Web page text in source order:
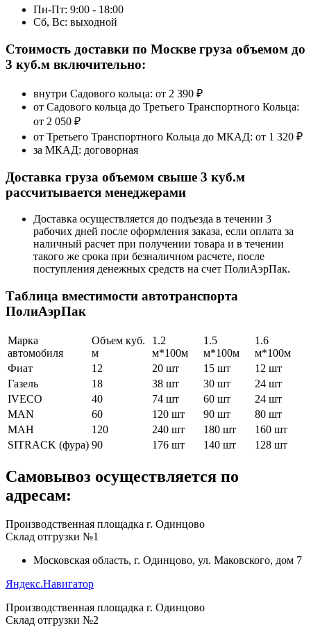
Пн-Пт: 9:00 - 18:00
Сб, Вс: выходной
Стоимость доставки по Москве груза объемом до
3 куб.м включительно:
внутри Садового кольца: от 2 390 ₽
от Садового кольца до Третьего Транспортного Кольца:
от 2 050 ₽
от Третьего Транспортного Кольца до МКАД: от 1 320 ₽
за МКАД: договорная
Доставка груза объемом свыше 3 куб.м
рассчитывается менеджерами
Доставка осуществляется до подъезда в течении 3
рабочих дней после оформления заказа, если оплата за
наличный расчет при получении товара и в течении
такого же срока при безналичном расчете, после
поступления денежных средств на счет ПолиАэрПак.
Таблица вместимости автотранспорта
ПолиАэрПак
Марка
автомобиля
Объем куб.
м
1.2
м*100м
1.5
м*100м
1.6
м*100м
Фиат
12 20 шт 15 шт
12 шт
Газель
18 38 шт 30 шт
24 шт
IVECO
40 74 шт 60 шт
24 шт
MAN
60 120 шт 90 шт
80 шт
МАН
120 240 шт 180 шт
160 шт
SITRACK (фура) 90 176 шт 140 шт 128 шт
Самовывоз осуществляется по
адресам:
Производственная площадка г. Одинцово
Склад отгрузки №1
Московская область, г. Одинцово, ул. Маковского, дом 7
Яндекс.Навигатор
Производственная площадка г. Одинцово
Склад отгрузки №2